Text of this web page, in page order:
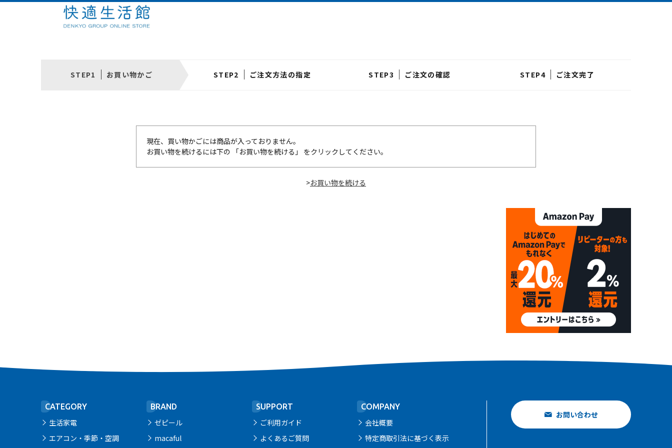
お買い物かご ご注文方法の指定 ご注文の確認 ご注文完了
現在、買い物かごには商品が入っておりません。
お買い物を続けるには下の 「お買い物を続ける」 をクリックしてください。
>
CATEGORY
生活家電
エアコン・季節・空調
BRAND
ゼピール
macaful
SUPPORT
ご利用ガイド
よくあるご質問
COMPANY
会社概要
特定商取引法に基づく表示
お問い合わせ